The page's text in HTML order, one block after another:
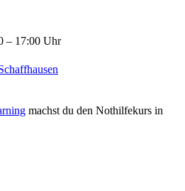
– 17:00 Uhr
machst du den Nothilfekurs in